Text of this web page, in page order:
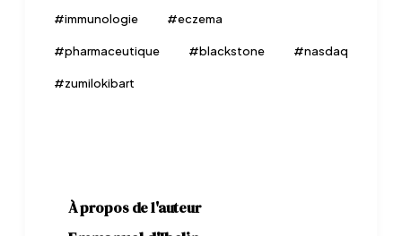
#immunologie #eczema
#pharmaceutique #blackstone #nasdaq
#zumilokibart
À propos de l'auteur